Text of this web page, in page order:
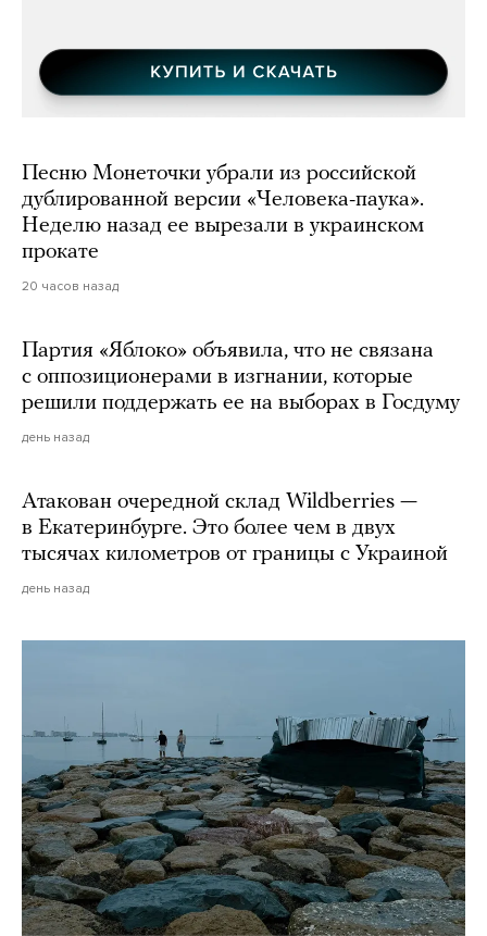
Песню Монеточки убрали из российской
дублированной версии «Человека-паука».
Неделю назад ее вырезали в украинском
прокате
20 часов назад
Партия «Яблоко» объявила, что не связана
с оппозиционерами в изгнании, которые
решили поддержать ее на выборах в Госдуму
день назад
Атакован очередной склад Wildberries —
в Екатеринбурге. Это более чем в двух
тысячах километров от границы с Украиной
день назад